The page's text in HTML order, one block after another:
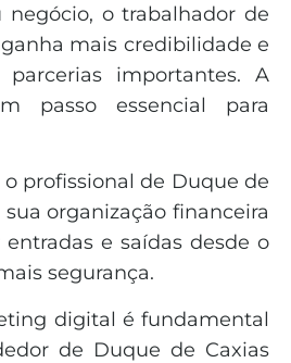
negócio, o trabalhador de
mais credibilidade e
parcerias importantes. A
passo essencial para
profissional de Duque de
organização financeira
e saídas desde o
segurança.
digital é fundamental
de Duque de Caxias